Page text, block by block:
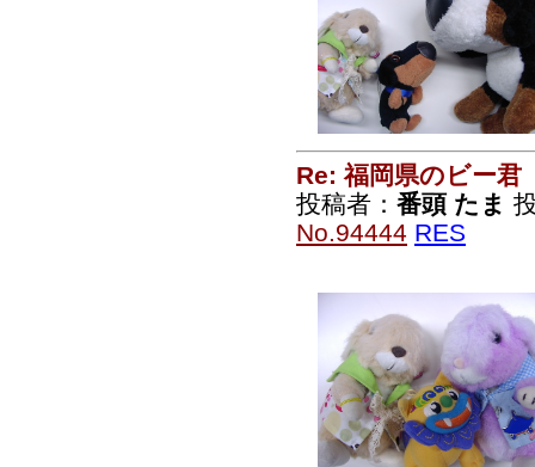
Re: 福岡県のビー君
投稿者： 番頭 たま
No.94444 RES